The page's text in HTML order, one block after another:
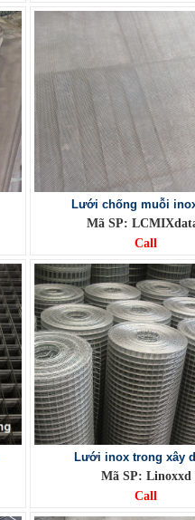
Lưới chống muỗi
Mã SP:
Call
Lưới inox trong xây
Mã SP: Linoxxd
Call